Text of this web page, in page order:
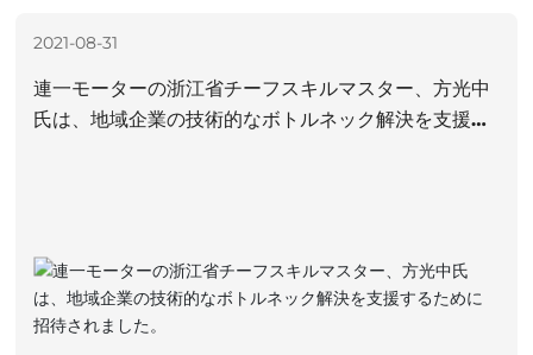
技術的
サービス
2021-08-31
連一モーターの浙江省チーフスキルマスター、方光中
氏は、地域企業の技術的なボトルネック解決を支援す